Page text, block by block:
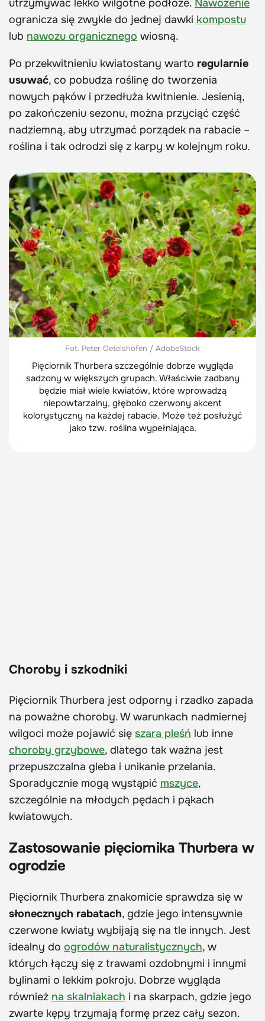
utrzymywać lekko wilgotne podłoże. Nawożenie
ogranicza się zwykle do jednej dawki kompostu
lub nawozu organicznego wiosną.
Po przekwitnieniu kwiatostany warto regularnie
usuwać, co pobudza roślinę do tworzenia
nowych pąków i przedłuża kwitnienie. Jesienią,
po zakończeniu sezonu, można przyciąć część
nadziemną, aby utrzymać porządek na rabacie –
roślina i tak odrodzi się z karpy w kolejnym roku.
Fot. Peter Oetelshofen / AdobeStock
Pięciornik Thurbera szczególnie dobrze wygląda
sadzony w większych grupach. Właściwie zadbany
będzie miał wiele kwiatów, które wprowadzą
niepowtarzalny, głęboko czerwony akcent
kolorystyczny na każdej rabacie. Może też posłużyć
jako tzw. roślina wypełniająca.
Choroby i szkodniki
Pięciornik Thurbera jest odporny i rzadko zapada
na poważne choroby. W warunkach nadmiernej
wilgoci może pojawić się szara pleśń lub inne
choroby grzybowe, dlatego tak ważna jest
przepuszczalna gleba i unikanie przelania.
Sporadycznie mogą wystąpić mszyce,
szczególnie na młodych pędach i pąkach
kwiatowych.
Zastosowanie pięciornika Thurbera w
ogrodzie
Pięciornik Thurbera znakomicie sprawdza się w
słonecznych rabatach, gdzie jego intensywnie
czerwone kwiaty wybijają się na tle innych. Jest
idealny do ogrodów naturalistycznych, w
których łączy się z trawami ozdobnymi i innymi
bylinami o lekkim pokroju. Dobrze wygląda
również na skalniakach i na skarpach, gdzie jego
zwarte kępy trzymają formę przez cały sezon.